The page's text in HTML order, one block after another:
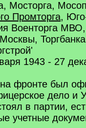
Мосторга,
Промторга,
Военторга
1943 - 27
фронте был
дело и
в партии,
учетные